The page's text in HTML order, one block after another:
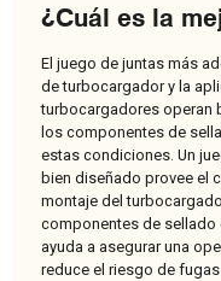
¿Cuál es la
El juego de juntas más
de turbocargador y la
turbocargadores operan
los componentes de
estas condiciones. Un
bien diseñado provee el
montaje del
componentes de
ayuda a asegurar una
reduce el riesgo de